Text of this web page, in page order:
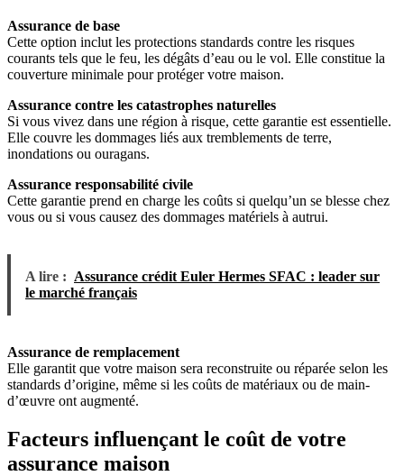
Assurance de base
Cette option inclut les protections standards contre les risques
courants tels que le feu, les dégâts d’eau ou le vol. Elle constitue la
couverture minimale pour protéger votre maison.
Assurance contre les catastrophes naturelles
Si vous vivez dans une région à risque, cette garantie est essentielle.
Elle couvre les dommages liés aux tremblements de terre,
inondations ou ouragans.
Assurance responsabilité civile
Cette garantie prend en charge les coûts si quelqu’un se blesse chez
vous ou si vous causez des dommages matériels à autrui.
A lire : Assurance crédit Euler Hermes SFAC : leader sur
le marché français
Assurance de remplacement
Elle garantit que votre maison sera reconstruite ou réparée selon les
standards d’origine, même si les coûts de matériaux ou de main-
d’œuvre ont augmenté.
Facteurs influençant le coût de votre
assurance maison